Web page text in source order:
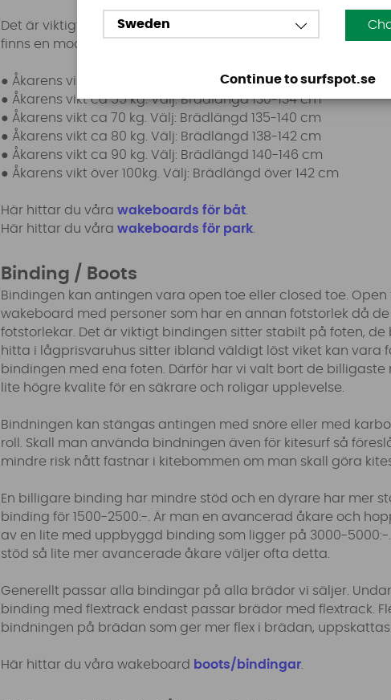
Det är viktigt att välja rätt längd på brädan. Använd vår
finns en modellspecifik rekommendation.
● Åkarens vikt ca 45 kg. Välj: Brädlängd kring under 130 cm
● Åkarens vikt ca 55 kg. Välj: Brädlängd 130-134 cm
● Åkarens vikt ca 70 kg. Välj: Brädlängd 135-140 cm
● Åkarens vikt ca 80 kg. Välj: Brädlängd 138-142 cm
● Åkarens vikt ca 90 kg. Välj: Brädlängd 140-146 cm
● Åkarens vikt över 100kg. Välj: Brädlängd över 142 cm
Här hittar du våra wakeboards för båt
Här hittar du våra wakeboards för park
Binding / Boots
Bindingen kan antingen vara open toe eller closed toe.
wakeboard med personer som har en annan fotstorlek då
fotstorlekar. Det är viktigt bindingen sitter stabilt på foten,
hitta i lågprisvaruhus sitter ibland väldigt löst viket kan vara
bindingen med ena foten. Därför har vi valt bort de
lite högre kvalite för en säkrare och roligar upplevelse.
Bindningen kan stängas antingen med snöre eller med
roll. Skall man använda bindningen även för kitesurf så
mindre risk nått fastnar i kitebommen om man skall göra
En billigare binding har mindre stöd och en dyrare har mer
binding för 1500-2500:-. Är man en avancerad åkare och
av en lite med uppbyggd binding som ligger på 3000-5000:-
stöd så lite mer avancerade åkare väljer ofta detta.
Generellt passar alla bindingar på alla brädor vi säljer.
binding med flextrack endast passar brädor med flextrack.
bindningen på brädan som ger mer flex i brädan,
Här hittar du våra wakeboard boots/bindingar
Sweden
Continue to surfspot.se